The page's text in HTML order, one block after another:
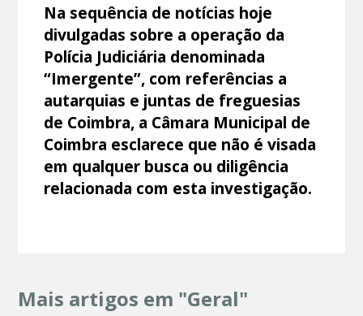
Na sequência de notícias hoje
divulgadas sobre a operação da
Polícia Judiciária denominada
“Imergente”, com referências a
autarquias e juntas de freguesias
de Coimbra, a Câmara Municipal de
Coimbra esclarece que não é visada
em qualquer busca ou diligência
relacionada com esta investigação.
Mais artigos em "Geral"